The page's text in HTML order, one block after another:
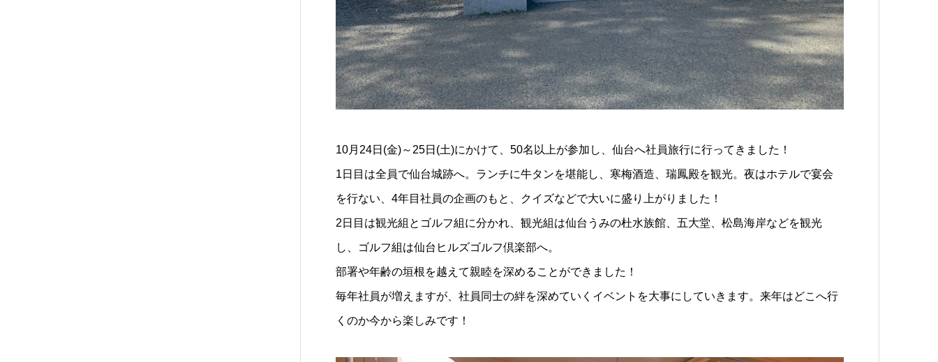
10月24日(金)～25日(土)にかけて、50名以上が参加し、仙台へ社員旅行に行ってきました！
1日目は全員で仙台城跡へ。ランチに牛タンを堪能し、寒梅酒造、瑞鳳殿を観光。夜はホテルで宴会
を行ない、4年目社員の企画のもと、クイズなどで大いに盛り上がりました！
2日目は観光組とゴルフ組に分かれ、観光組は仙台うみの杜水族館、五大堂、松島海岸などを観光
し、ゴルフ組は仙台ヒルズゴルフ倶楽部へ。
部署や年齢の垣根を越えて親睦を深めることができました！
毎年社員が増えますが、社員同士の絆を深めていくイベントを大事にしていきます。来年はどこへ行
くのか今から楽しみです！